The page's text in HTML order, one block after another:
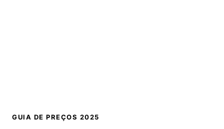
GUIA DE PREÇOS 2025